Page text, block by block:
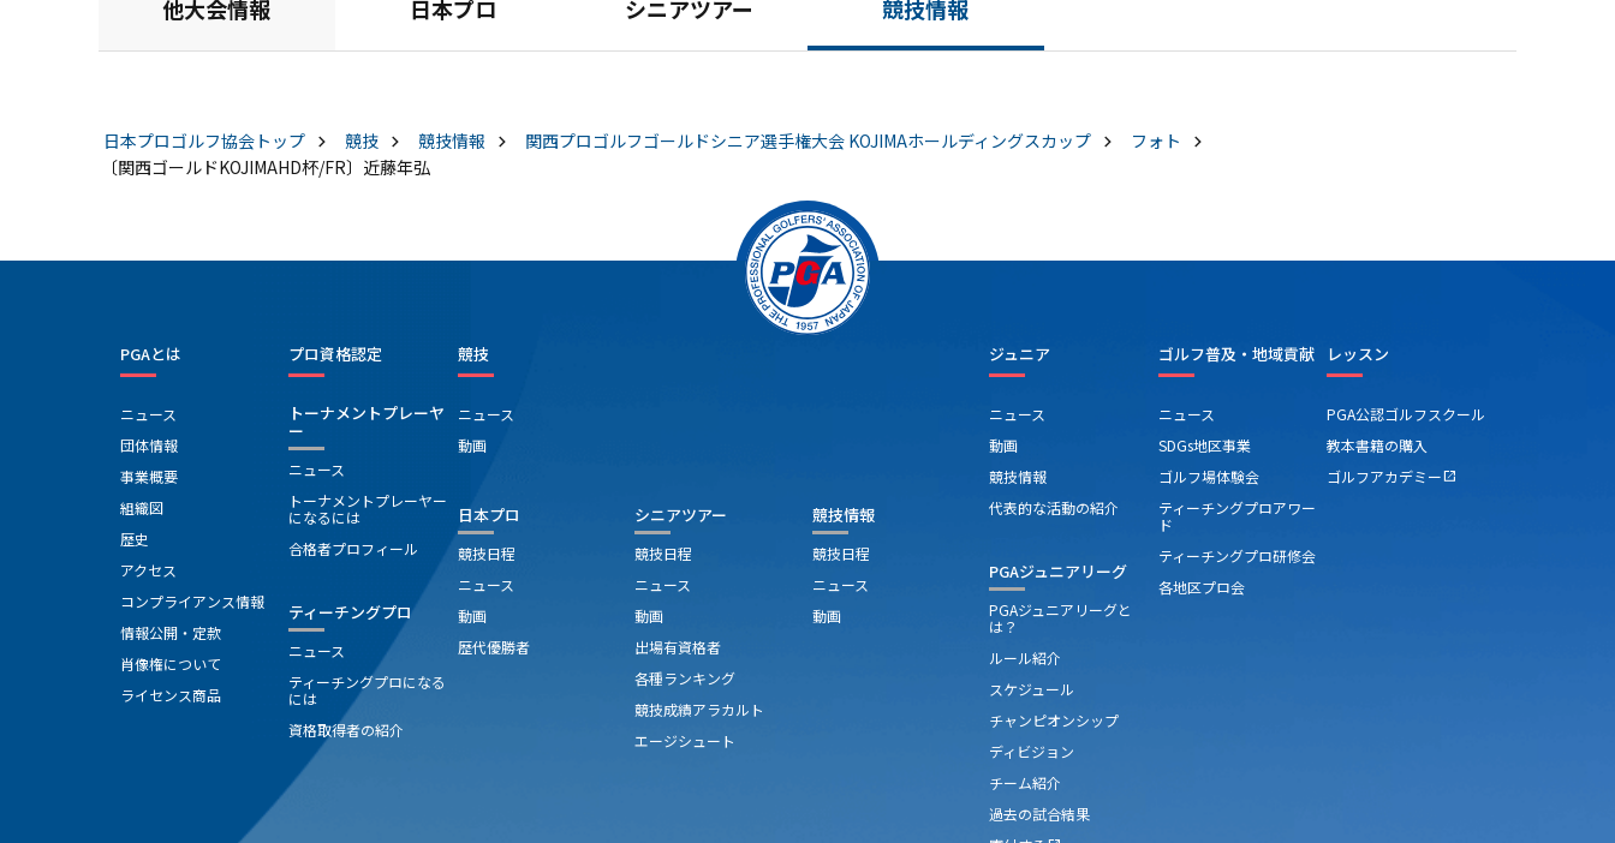
他大会情報 日本プロ シニアツアー 競技情報
日本プロゴルフ協会 トップ 競技 競技情報 関西プロゴルフゴールドシニア選手権大会 KOJIMAホールディングスカップ
フォト
〔関西ゴールドKOJIMAHD杯/FR〕近藤年弘
PGAとは
ニュース
団体情報
事業概要
組織図
歴史
アクセス
コンプライアンス情報
情報公開・定款
肖像権について
ライセンス商品
プロ資格認定
トーナメントプレーヤ
ー
ニュース
トーナメントプレーヤー
になるには
合格者プロフィール
ティーチングプロ
ニュース
ティーチングプロになる
には
資格取得者の紹介
競技
ニュース
動画
日本プロ
競技日程
ニュース
動画
歴代優勝者
シニアツアー
競技日程
ニュース
動画
出場有資格者
各種ランキング
競技成績アラカルト
エージシュート
競技情報
競技日程
ニュース
動画
ジュニア
ニュース
動画
競技情報
代表的な活動の紹介
PGAジュニアリーグ
PGAジュニアリーグと
は？
ルール紹介
スケジュール
チャンピオンシップ
ディビジョン
チーム紹介
過去の試合結果
ゴルフ普及・地域貢献
ニュース
SDGs地区事業
ゴルフ場体験会
ティーチングプロアワー
ド
ティーチングプロ研修会
各地区プロ会
レッスン
PGA公認ゴルフスクール
教本書籍の購入
ゴルフアカデミー open_in_new